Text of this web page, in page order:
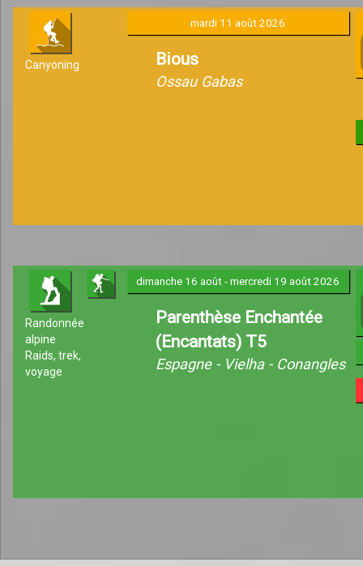
Canyoning
mardi 11 août 2026
Bious
Ossau Gabas
Randonnée
alpine
Raids, trek,
voyage
dimanche 16 août - mercredi 19 août 2026
Parenthèse Enchantée
(Encantats) T5
Espagne - Vielha - Conangles